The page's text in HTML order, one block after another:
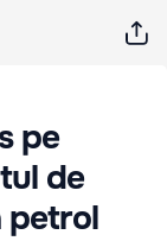
pe
de
petrol